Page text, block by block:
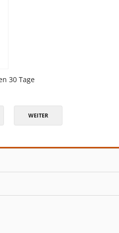
ERHÖHEN
30 Tage
WEITER